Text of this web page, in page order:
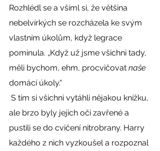
Rozhlédl se a všiml si, že většina
nebelvírkých se rozcházela ke svým
vlastním úkolům, když legrace
pominula. „Když už jsme všichni tady,
měli bychom, ehm, procvičovat naše
domácí úkoly.“
ale brzo byly jejich oči zavřené a
pustili se do cvičení nitrobrany. Harry
každého z nich vyzkoušel a rozpoznal